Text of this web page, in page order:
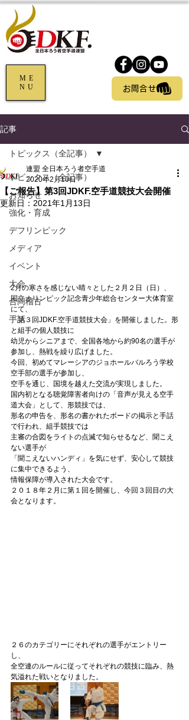
ME
NU
お問合せ
記事
トピックス（全記事）
お知らせ
強化・育成
デフリンピック
メディア
イベント
大会
合同稽古
手話
トピックス（全記事）
【ご報告】第3回JDKF.空手道競技大会開催
連盟 全日本ろう者空手道
2020年2月10日
更新日： 2021年1月13日
2月の寒さを感じない晴々とした２月２日（日）、
国立オリンピック記念青少年総合センター大体育室
にて、
「第３回JDKF.空手道競技大会」を開催しました。形
と組手の個人競技に
幼児からシニアまで、全国各地から約90名の選手が
参加し、熱戦を繰り広げました。
今回、初めてマレーシアのジョホールバルろう学校
空手部の選手が参加し、
空手を通じ、国境を越えた交流が実現しました。
国内初となる聴覚障害者向けの「音声が見える空手
道大会」として、形競技では、
形名の申告を、形名の書かれたボードの掲示と手話
で行われ、組手競技では
主審の合図をライトの点滅で知らせるなど、聞こえ
ない選手が
「聞こえないハンディ」を気にせず、安心して競技
に集中できるよう、
情報保障が導入された大会です。
２０１８年２月に第１回を開催し、今回３回目の大
会となります。
２６のカテゴリーにそれぞれの選手がエントリー
し、
全空連のルールに従ってそれぞれの競技に臨み、熱
気溢れた戦いとなりました。